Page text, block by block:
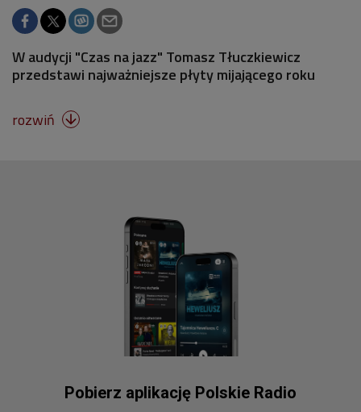
W audycji "Czas na jazz" Tomasz Tłuczkiewicz
przedstawi najważniejsze płyty mijającego roku
rozwiń 
Pobierz aplikację Polskie Radio